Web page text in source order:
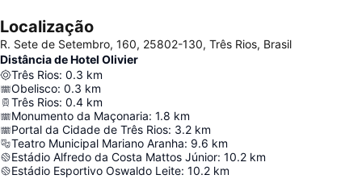
Localização
R. Sete de Setembro, 160, 25802-130, Três Rios, Brasil
Distância de Hotel Olivier
Três Rios: 0.3 km
Obelisco: 0.3 km
Três Rios: 0.4 km
Monumento da Maçonaria: 1.8 km
Portal da Cidade de Três Rios: 3.2 km
Teatro Municipal Mariano Aranha: 9.6 km
Estádio Alfredo da Costa Mattos Júnior: 10.2 km
Estádio Esportivo Oswaldo Leite: 10.2 km